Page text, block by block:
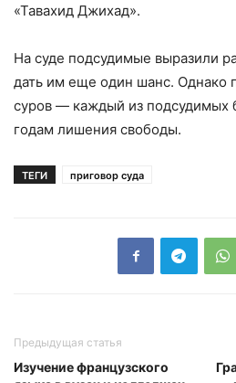
«Тавахид Джихад».
На суде подсудимые выразили
дать им еще один шанс. Однако
суров — каждый из подсудимых
годам лишения свободы.
ТЕГИ приговор суда
Предыдущая статья
Изучение французского